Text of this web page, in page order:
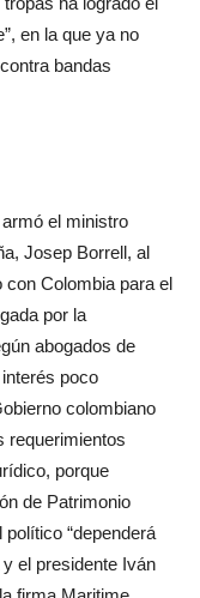
en la que ya no
bandas
el ministro
Josep Borrell, al
con Colombia para el
por la
abogados de
poco
colombiano
requerimientos
porque
de Patrimonio
“dependerá
el presidente Iván